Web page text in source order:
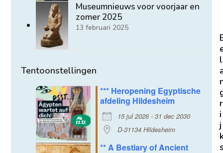
Museumnieuws voor voorjaar en
zomer 2025
13 februari 2025
Tentoonstellingen
*** Heropening Egyptische
afdeling Hildesheim
15 jul 2026 - 31 dec 2030
D-31134 Hildesheim
** A Bestiary of Ancient
l
r
i
j